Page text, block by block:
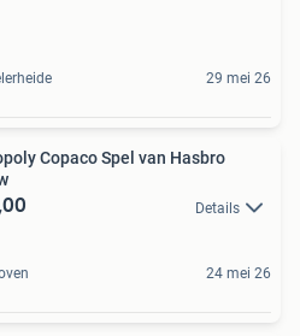
29 mei 26
Copaco Spel van Hasbro
Details
24 mei 26